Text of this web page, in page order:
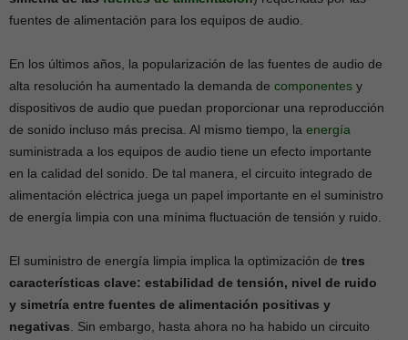
fuentes de alimentación para los equipos de audio.
En los últimos años, la popularización de las fuentes de audio de
alta resolución ha aumentado la demanda de componentes y
dispositivos de audio que puedan proporcionar una reproducción
de sonido incluso más precisa. Al mismo tiempo, la energía
suministrada a los equipos de audio tiene un efecto importante
en la calidad del sonido. De tal manera, el circuito integrado de
alimentación eléctrica juega un papel importante en el suministro
de energía limpia con una mínima fluctuación de tensión y ruido.
El suministro de energía limpia implica la optimización de tres
características clave: estabilidad de tensión, nivel de ruido
y simetría entre fuentes de alimentación positivas y
negativas . Sin embargo, hasta ahora no ha habido un circuito